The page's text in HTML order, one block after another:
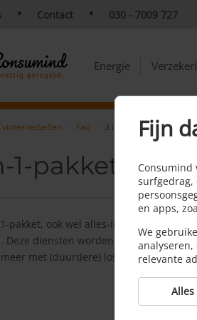
Contact 030 - 7009 727
Energie
Faq 3 in 1 pakket
1-pakket
pakket, ook wel alles-in-1 of triple play
Deze diensten worden door één
met (duurdere) losse
Fijn
Consumind
surfgedrag,
en apps,
We
relevante
Alles